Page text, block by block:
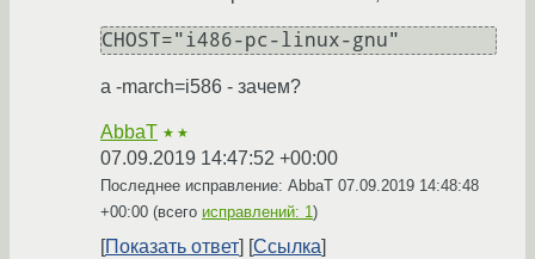
CHOST="i486-pc-linux-gnu"
а -march=i586 - зачем?
AbbaT ★★
07.09.2019 14:47:52 +00:00
Последнее исправление: AbbaT 07.09.2019 14:48:48
+00:00 (всего исправлений: 1)
Показать ответ Ссылка